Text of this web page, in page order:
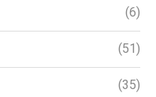
(6)
(51)
(35)